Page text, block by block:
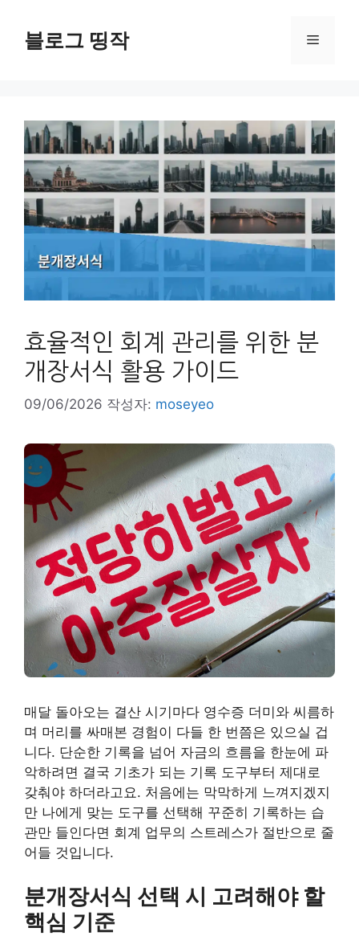
블로그 띵작 메
효율적인 회계 관리를 위한 분
개장서식 활용 가이드
09/06/2026 작성자: moseyeo
매달 돌아오는 결산 시기마다 영수증 더미와 씨름하
며 머리를 싸매본 경험이 다들 한 번쯤은 있으실 겁
니다. 단순한 기록을 넘어 자금의 흐름을 한눈에 파
악하려면 결국 기초가 되는 기록 도구부터 제대로
갖춰야 하더라고요. 처음에는 막막하게 느껴지겠지
만 나에게 맞는 도구를 선택해 꾸준히 기록하는 습
관만 들인다면 회계 업무의 스트레스가 절반으로 줄
어들 것입니다.
분개장서식 선택 시 고려해야 할
핵심 기준